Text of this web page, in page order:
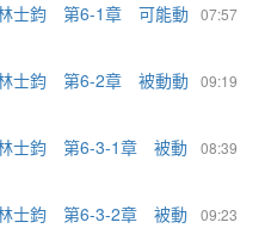
07:57
林士鈞 第6-1章 可能動
09:19
林士鈞 第6-2章 被動動
08:39
林士鈞 第6-3-1章 被動
09:23
林士鈞 第6-3-2章 被動